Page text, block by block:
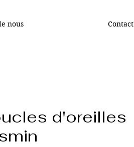
nous Contact
d'oreilles